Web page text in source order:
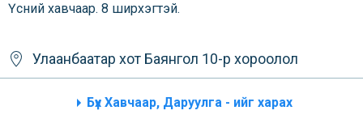
Үсний хавчаар. 8 ширхэгтэй.
Улаанбаатар хот Баянгол 10-р хороолол
Бүх Хавчаар, Даруулга - ийг харах